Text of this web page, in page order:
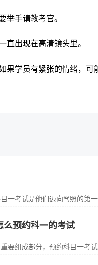
举手请教考官。
直出现在高清镜头里。
果学员有紧张的情绪，
一考试是他们迈向驾照的第
么预约科一的考试
要组成部分，预约科目一考